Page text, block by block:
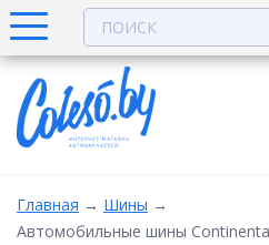
Главная → Шины →
Автомобильные шины